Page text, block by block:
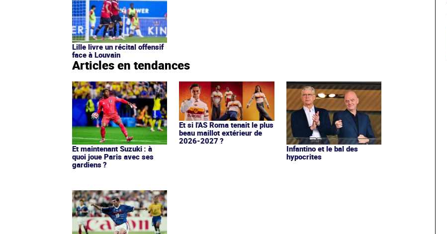
Lille livre un récital offensif
face à Louvain
Articles en tendances
Et maintenant Suzuki : à
quoi joue Paris avec ses
gardiens ?
Et si l'AS Roma tenait le plus
beau maillot extérieur de
2026-2027 ?
Infantino et le bal des
hypocrites